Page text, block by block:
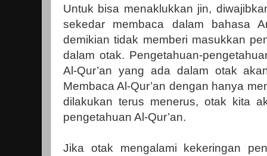
Untuk bisa menaklukkan jin,
sekedar membaca dalam bahasa
demikian tidak memberi masukkan
dalam otak. Pengetahuan-
Al-Qur’an yang ada dalam otak
Membaca Al-Qur’an dengan hanya
dilakukan terus menerus, otak kita
pengetahuan Al-Qur’an.
Jika otak mengalami kekeringan